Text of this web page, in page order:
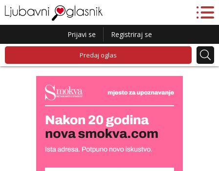
Prijavi se Registriraj se
Predaj oglas